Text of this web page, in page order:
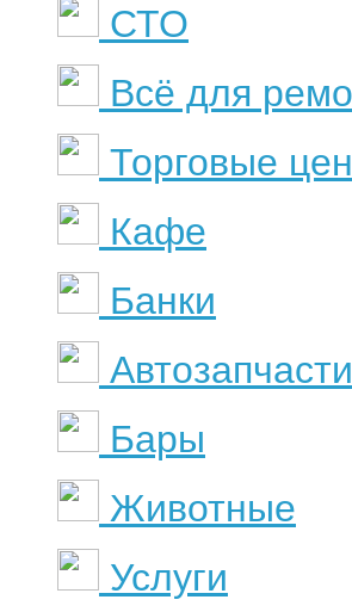
СТО
Всё для
Торговые
Кафе
Банки
Автозапчасти
Бары
Животные
Услуги